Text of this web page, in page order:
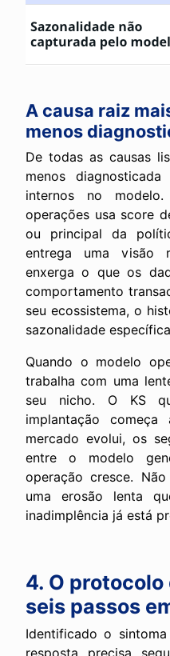
A causa raiz
menos
De todas as causas
menos
internos no
operações usa score
ou principal da
entrega uma visão
enxerga o que os
comportamento
seu ecossistema, o
sazonalidade
Quando o modelo
trabalha com uma
seu nicho. O KS
implantação
mercado evolui, os
entre o modelo
operação cresce.
uma erosão lenta
inadimplência já está
4. O
seis passos
Identificado o